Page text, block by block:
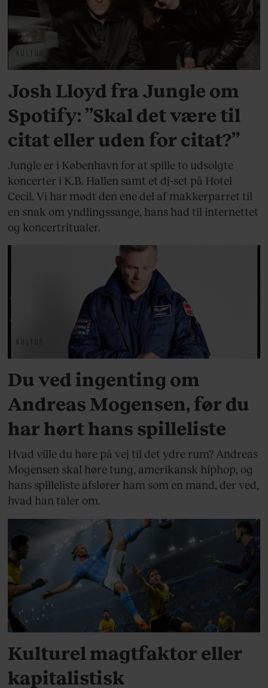
KULTUR
Josh Lloyd fra Jungle om
Spotify: ”Skal det være til
citat eller uden for citat?”
Jungle er i København for at spille to udsolgte
koncerter i K.B. Hallen samt et dj-set på Hotel
Cecil. Vi har mødt den ene del af makkerparret til
en snak om yndlingssange, hans had til internettet
og koncertritualer.
KULTUR
Du ved ingenting om
Andreas Mogensen, før du
har hørt hans spilleliste
Hvad ville du høre på vej til det ydre rum? Andreas
Mogensen skal høre tung, amerikansk hiphop, og
hans spilleliste afslører ham som en mand, der ved,
hvad han taler om.
KULTUR
Kulturel magtfaktor eller
kapitalistisk